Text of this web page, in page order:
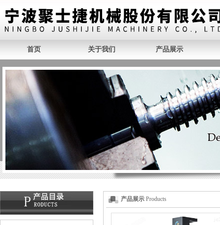
首页 关于我们 产品展示
产品展示 Products